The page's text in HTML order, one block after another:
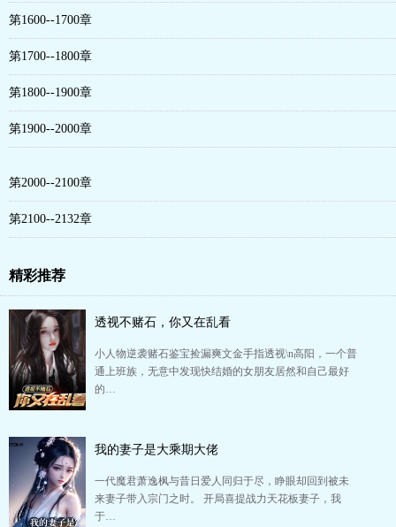
第1600--1700章
第1700--1800章
第1800--1900章
第1900--2000章
第2000--2100章
第2100--2132章
精彩推荐
透视不赌石，你又在乱看
小人物逆袭赌石鉴宝捡漏爽文金手指透视\n高阳，一个普
通上班族，无意中发现快结婚的女朋友居然和自己最好
的…
我的妻子是大乘期大佬
一代魔君萧逸枫与昔日爱人同归于尽，睁眼却回到被未
来妻子带入宗门之时。 开局喜提战力天花板妻子，我
于…